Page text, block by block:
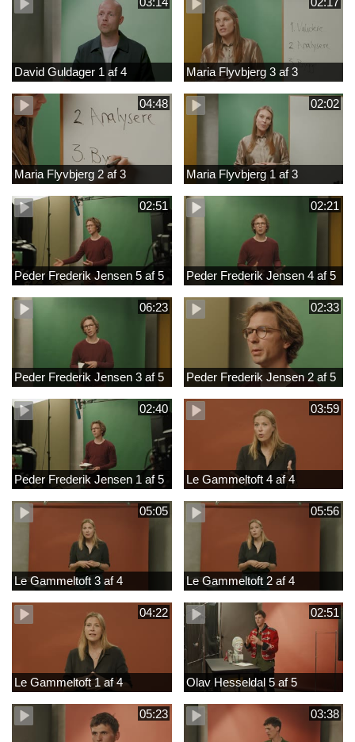
David Guldager 1 af 4 Maria Flyvbjerg 3 af 3
04:48
Maria Flyvbjerg 2 af 3
02:02
Maria Flyvbjerg 1 af 3
02:51
Peder Frederik Jensen 5 af 5
02:21
Peder Frederik Jensen 4 af 5
06:23
Peder Frederik Jensen 3 af 5
02:33
Peder Frederik Jensen 2 af 5
02:40
Peder Frederik Jensen 1 af 5
03:59
Le Gammeltoft 4 af 4
05:05
Le Gammeltoft 3 af 4
05:56
Le Gammeltoft 2 af 4
04:22
Le Gammeltoft 1 af 4
02:51
Olav Hesseldal 5 af 5
05:23 03:38